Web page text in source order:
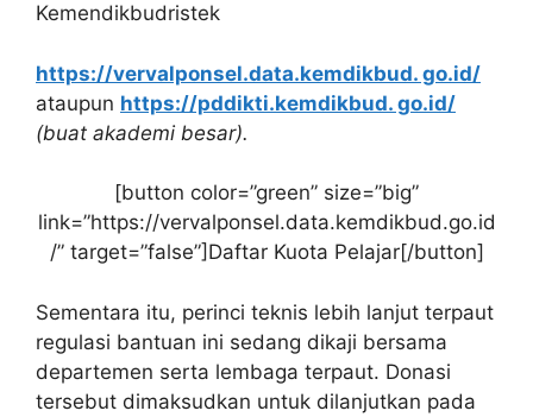
Kemendikbudristek
https://vervalponsel.data.kemdikbud. go.id/
ataupun https://pddikti.kemdikbud. go.id/
(buat akademi besar).
[button color=”green” size=”big”
link=”https://vervalponsel.data.kemdikbud.go.id
/” target=”false”]Daftar Kuota Pelajar[/button]
Sementara itu, perinci teknis lebih lanjut terpaut
regulasi bantuan ini sedang dikaji bersama
departemen serta lembaga terpaut. Donasi
tersebut dimaksudkan untuk dilanjutkan pada